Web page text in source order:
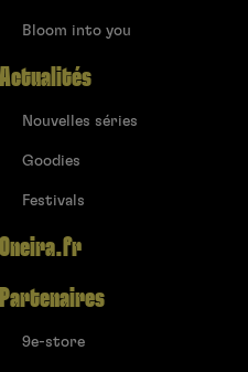
Bloom into you
Actualités
Nouvelles séries
Goodies
Festivals
Oneira.fr
Partenaires
9e-store